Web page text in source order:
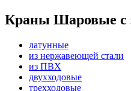
Краны Шаровые с
латунные
из нержавеющей стали
из ПВХ
двухходовые
трехходовые